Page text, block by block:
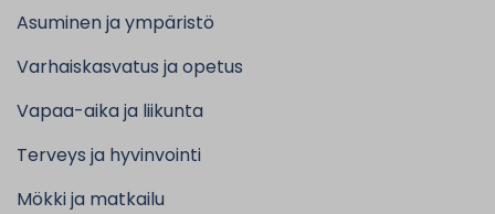
Asuminen ja ympäristö
Varhaiskasvatus ja opetus
Vapaa-aika ja liikunta
Terveys ja hyvinvointi
Mökki ja matkailu